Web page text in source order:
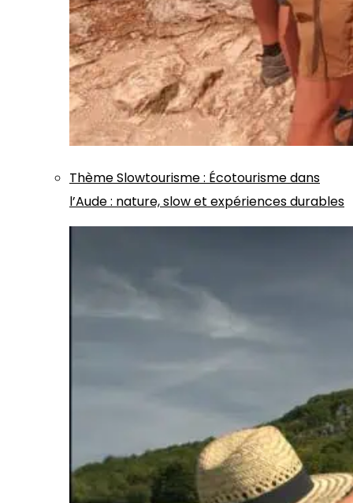
ThèmeSlowtourisme: Écotourisme dans
l’Aude : nature, slow et expériences durables